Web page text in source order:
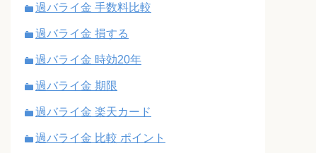
過バライ金 手数料比較
過バライ金 損する
過バライ金 時効20年
過バライ金 期限
過バライ金 楽天カード
過バライ金 比較 ポイント